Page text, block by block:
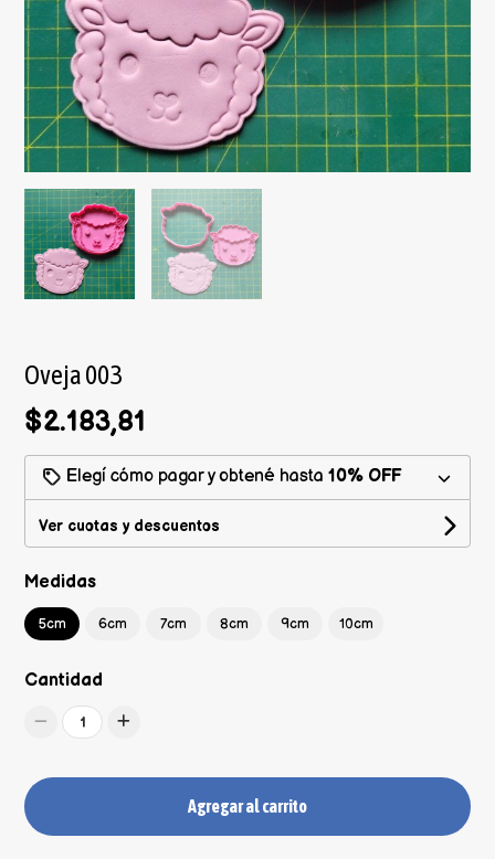
Oveja 003
$2.183,81
Elegí cómo pagar y obtené hasta10% OFF
Ver cuotas y descuentos
Medidas
5cm 6cm 7cm 8cm 9cm 10cm
Cantidad
1
Agregar al carrito